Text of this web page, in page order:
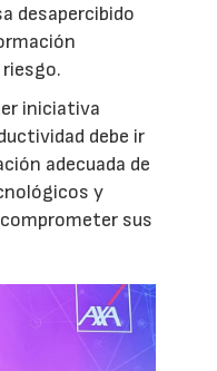
desapercibido
iniciativa
debe ir
adecuada de
y
sus